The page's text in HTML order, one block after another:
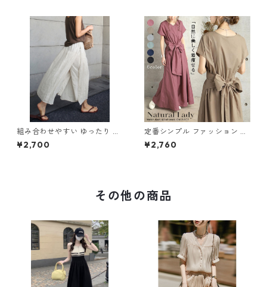
組み合わせやすい ゆったり キ
ュロットスカート パンツ m-7
63
¥2,700
定番シンプル ファッション 半
袖 バックリボン 6色展開ワン
ピース m-734
¥2,760
その他の商品